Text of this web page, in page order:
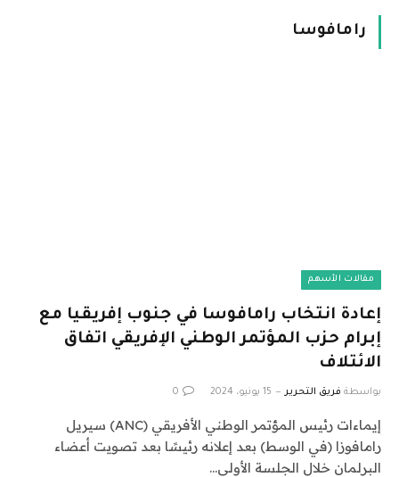
رامافوسا
مقالات الأسهم
إعادة انتخاب رامافوسا في جنوب إفريقيا مع
إبرام حزب المؤتمر الوطني الإفريقي اتفاق
الائتلاف
بواسطة فريق التحرير 15 يونيو، 2024 0
إيماءات رئيس المؤتمر الوطني الأفريقي (ANC) سيريل
رامافوزا (في الوسط) بعد إعلانه رئيسًا بعد تصويت أعضاء
البرلمان خلال الجلسة الأولى…